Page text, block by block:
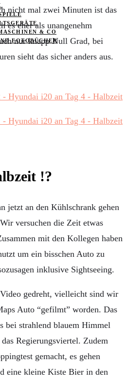
& CO
FOTOBÜCHER
nicht mal zwei Minuten ist das
es eher als unangenehm
nur knapp Null Grad, bei
sieht das sicher anders aus.
!?
jetzt an den Kühlschrank gehen
versuchen die Zeit etwas
mit den Kollegen haben
um ein bisschen Auto zu
inklusive Sightseeing.
gedreht, vielleicht sind wir
Auto “gefilmt” worden. Das
bei strahlend blauem Himmel
Regierungsviertel. Zudem
gemacht, es gehen
eine kleine Kiste Bier in den